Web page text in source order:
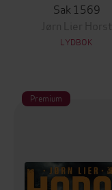
Sak 1569
Jørn Lier Horst
LYDBOK
Premium